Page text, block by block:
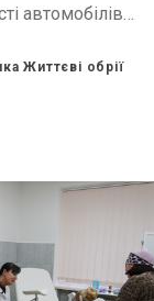
автомобілів
Життєві обрії